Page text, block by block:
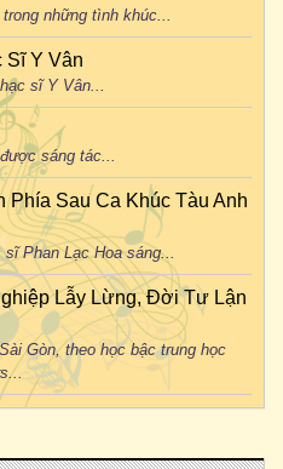
những tình khúc...
Sĩ Y Vân
sĩ Y Vân...
sáng tác...
Phía Sau Ca Khúc Tàu Anh
Phan Lạc Hoa sáng...
Lẫy Lừng, Đời Tư Lận
Gòn, theo học bậc trung học